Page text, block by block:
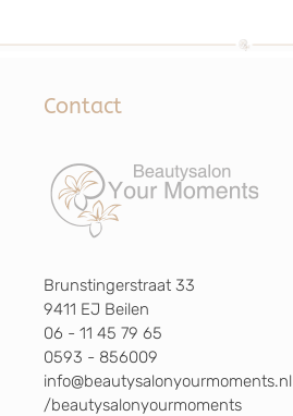
Contact
Brunstingerstraat 33
9411 EJ Beilen
06 - 11 45 79 65
0593 - 856009
info@beautysalonyourmoments.nl
/beautysalonyourmoments